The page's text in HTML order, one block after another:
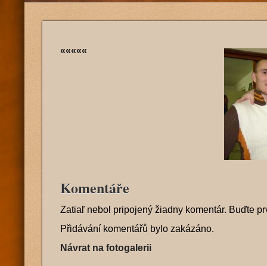
«««««
Komentáře
Zatiaľ nebol pripojený žiadny komentár. Buďte
Přidávání komentářů bylo zakázáno.
Návrat na fotogalerii